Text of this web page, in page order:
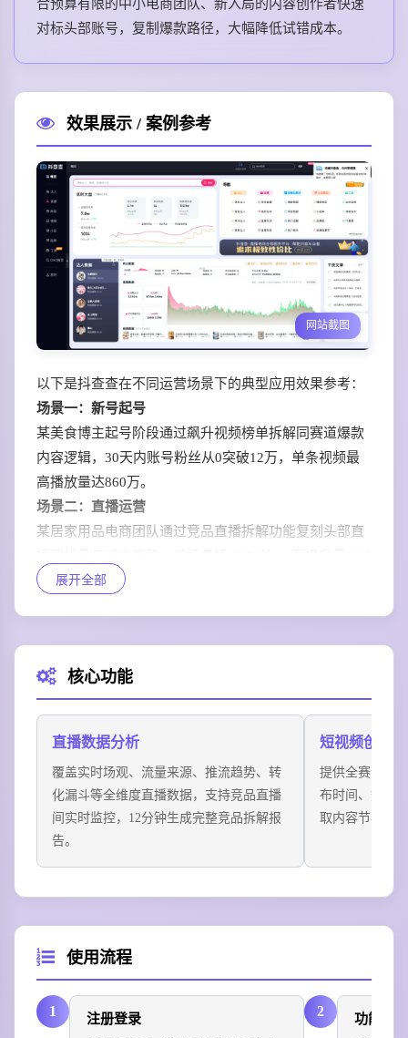
合预算有限的中小电商团队、新入局的内容创作者快速
对标头部账号，复制爆款路径，大幅降低试错成本。
效果展示 / 案例参考
网站截图
以下是抖查查在不同运营场景下的典型应用效果参考：
场景一：新号起号
某美食博主起号阶段通过飙升视频榜单拆解同赛道爆款
内容逻辑，30天内账号粉丝从0突破12万，单条视频最
高播放量达860万。
场景二：直播运营
某居家用品电商团队通过竞品直播拆解功能复刻头部直
万，转化率提升230%。
场景四：达人对接
某美妆品牌通过达人带货榜筛选匹配12位中腰部达人合
展开全部
核心功能
直播数据分析
覆盖实时场观、流量来源、推流趋势、转
化漏斗等全维度直播数据，支持竞品直播
间实时监控，12分钟生成完整竞品拆解报
告。
短视频创意
提供全赛道飙
布时间、数据
取内容节奏、
使用流程
1 注册登录 2 功能选